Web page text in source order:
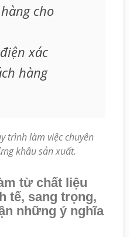
cho
xác
hàng
trình làm việc chuyên
khâu sản xuất.
từ chất liệu
tế, sang trọng,
những ý nghĩa